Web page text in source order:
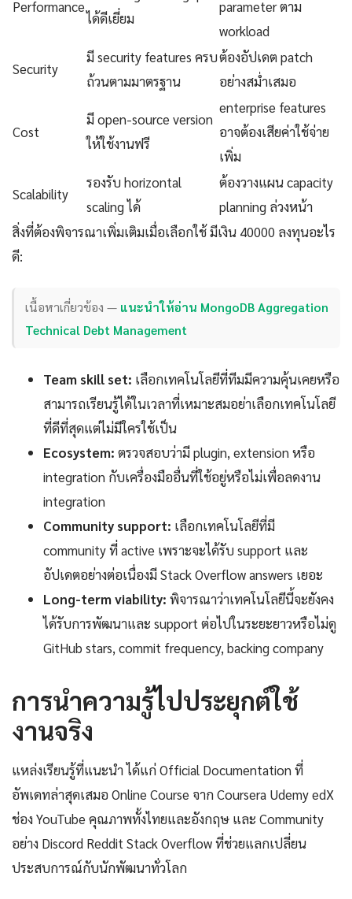
Performance
ได้ดีเยี่ยม
parameter ตาม
workload
Security
มี security features ครบ
ถ้วนตามมาตรฐาน
ต้องอัปเดต patch
อย่างสม่ำเสมอ
Cost
มี open-source version
ให้ใช้งานฟรี
enterprise features
อาจต้องเสียค่าใช้จ่าย
เพิ่ม
Scalability
รองรับ horizontal
scaling ได้
ต้องวางแผน capacity
planning ล่วงหน้า
สิ่งที่ต้องพิจารณาเพิ่มเติมเมื่อเลือกใช้ มีเงิน 40000 ลงทุนอะไร
ดี:
เนื้อหาเกี่ยวข้อง — แนะนำให้อ่าน MongoDB Aggregation
Technical Debt Management
Team skill set: เลือกเทคโนโลยีที่ทีมมีความคุ้นเคยหรือ
สามารถเรียนรู้ได้ในเวลาที่เหมาะสมอย่าเลือกเทคโนโลยี
ที่ดีที่สุดแต่ไม่มีใครใช้เป็น
Ecosystem: ตรวจสอบว่ามี plugin, extension หรือ
integration กับเครื่องมืออื่นที่ใช้อยู่หรือไม่เพื่อลดงาน
integration
Community support: เลือกเทคโนโลยีที่มี
community ที่ active เพราะจะได้รับ support และ
อัปเดตอย่างต่อเนื่องมี Stack Overflow answers เยอะ
Long-term viability: พิจารณาว่าเทคโนโลยีนี้จะยังคง
ได้รับการพัฒนาและ support ต่อไปในระยะยาวหรือไม่ดู
GitHub stars, commit frequency, backing company
การนำความรู้ไปประยุกต์ใช้
งานจริง
แหล่งเรียนรู้ที่แนะนำ ได้แก่ Official Documentation ที่
อัพเดทล่าสุดเสมอ Online Course จาก Coursera Udemy edX
ช่อง YouTube คุณภาพทั้งไทยและอังกฤษ และ Community
อย่าง Discord Reddit Stack Overflow ที่ช่วยแลกเปลี่ยน
ประสบการณ์กับนักพัฒนาทั่วโลก